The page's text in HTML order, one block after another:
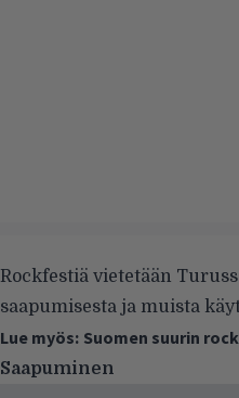
Rockfestiä vietetään
saapumisesta ja muista
Lue myös: Suomen suurin
Saapuminen